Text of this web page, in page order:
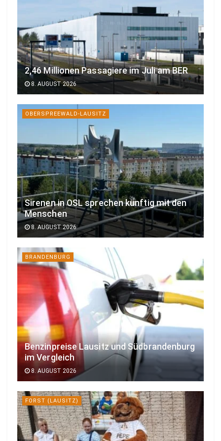
2,46 Millionen Passagiere im Juli am BER
8. AUGUST 2026
OBERSPREEWALD-LAUSITZ
Sirenen in OSL sprechen künftig mit den
Menschen
8. AUGUST 2026
BRANDENBURG
Benzinpreise Lausitz und Südbrandenburg
im Vergleich
8. AUGUST 2026
FORST (LAUSITZ)